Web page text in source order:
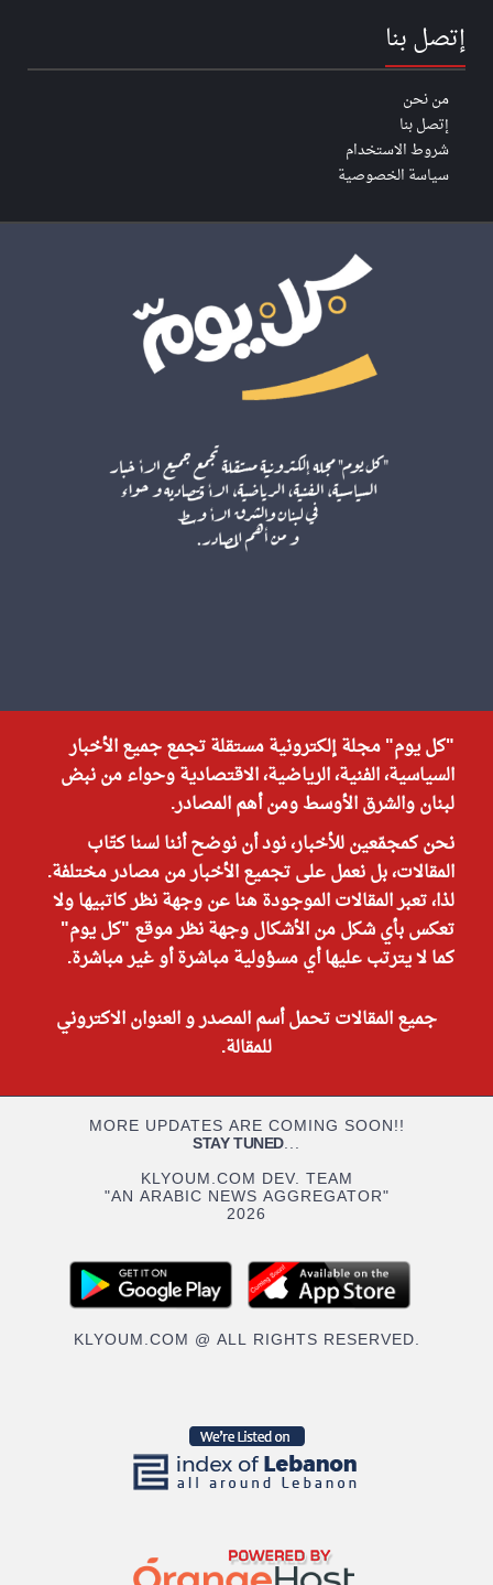
إتصل بنا
من نحن
إتصل بنا
شروط الاستخدام
سياسة الخصوصية
"كل يوم" مجلة إلكترونية مستقلة تجمع جميع الأخبار
السياسية، الفنية، الرياضية، الاقتصادية وحواء من نبض
لبنان والشرق الأوسط ومن أهم المصادر.
نحن كمجمّعين للأخبار، نود أن نوضح أننا لسنا كتّاب
المقالات، بل نعمل على تجميع الأخبار من مصادر مختلفة.
لذا، تعبر المقالات الموجودة هنا عن وجهة نظر كاتبيها ولا
تعكس بأي شكل من الأشكال وجهة نظر موقع "كل يوم"
كما لا يترتب عليها أي مسؤولية مباشرة أو غير مباشرة.
جميع المقالات تحمل أسم المصدر و العنوان الاكتروني
للمقالة.
MORE UPDATES ARE COMING SOON!!
STAY TUNED...
KLYOUM.COM DEV. TEAM
"AN ARABIC NEWS AGGREGATOR"
2026
KLYOUM.COM @ ALL RIGHTS RESERVED.